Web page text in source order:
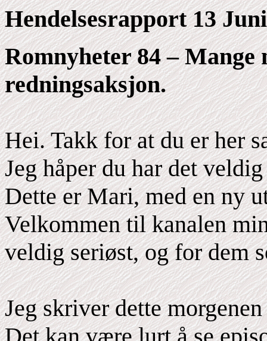
Hendelsesrapport 13
Romnyheter 84 – Mange
redningsaksjon.
Hei. Takk for at du er her
Jeg håper du har det
Dette er Mari, med en ny
Velkommen til kanalen
veldig seriøst, og for dem
Jeg skriver dette